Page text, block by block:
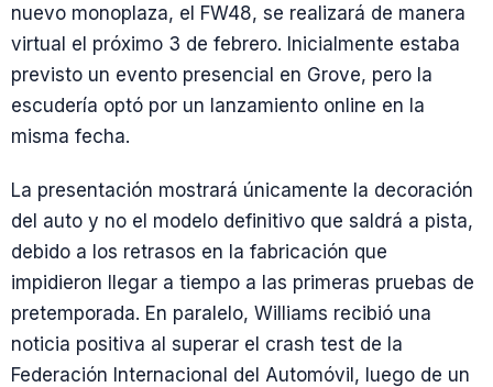
nuevo monoplaza, el FW48, se realizará de manera
virtual el próximo 3 de febrero. Inicialmente estaba
previsto un evento presencial en Grove, pero la
escudería optó por un lanzamiento online en la
misma fecha.
La presentación mostrará únicamente la decoración
del auto y no el modelo definitivo que saldrá a pista,
debido a los retrasos en la fabricación que
impidieron llegar a tiempo a las primeras pruebas de
pretemporada. En paralelo, Williams recibió una
noticia positiva al superar el crash test de la
Federación Internacional del Automóvil, luego de un